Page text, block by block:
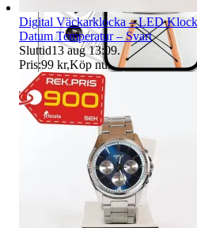
Digital Väckarklocka – LED
Datum Temperatur – Svart
Sluttid13 aug 13:09.
Pris:99 kr,Köp nu.